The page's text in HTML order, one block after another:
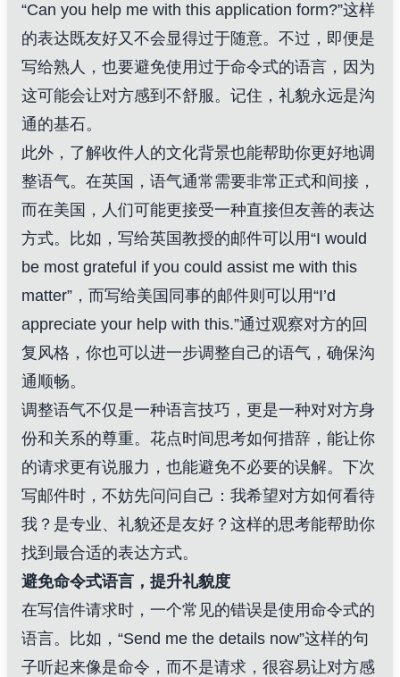
“Can you help me with this application form?”这样
的表达既友好又不会显得过于随意。不过，即便是
写给熟人，也要避免使用过于命令式的语言，因为
这可能会让对方感到不舒服。记住，礼貌永远是沟
通的基石。
此外，了解收件人的文化背景也能帮助你更好地调
整语气。在英国，语气通常需要非常正式和间接，
而在美国，人们可能更接受一种直接但友善的表达
方式。比如，写给英国教授的邮件可以用“I would
be most grateful if you could assist me with this
matter”，而写给美国同事的邮件则可以用“I’d
appreciate your help with this.”通过观察对方的回
复风格，你也可以进一步调整自己的语气，确保沟
通顺畅。
调整语气不仅是一种语言技巧，更是一种对对方身
份和关系的尊重。花点时间思考如何措辞，能让你
的请求更有说服力，也能避免不必要的误解。下次
写邮件时，不妨先问问自己：我希望对方如何看待
我？是专业、礼貌还是友好？这样的思考能帮助你
找到最合适的表达方式。
避免命令式语言，提升礼貌度
在写信件请求时，一个常见的错误是使用命令式的
语言。比如，“Send me the details now”这样的句
子听起来像是命令，而不是请求，很容易让对方感